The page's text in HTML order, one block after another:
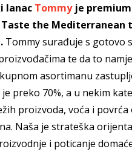
lanac Tommyje
the Mediterranean
Tommy surađuje s gotovo
te da to
asortimanu
preko 70%, a u nekim
proizvoda, voća i povrća
Naša je strateška
i poticanje